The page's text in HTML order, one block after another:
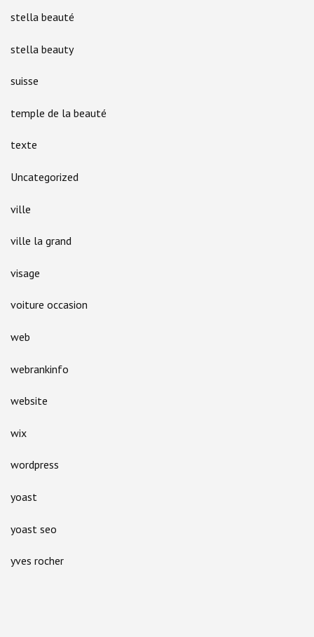
stella beauté
stella beauty
suisse
temple de la beauté
texte
Uncategorized
ville
ville la grand
visage
voiture occasion
web
webrankinfo
website
wix
wordpress
yoast
yoast seo
yves rocher